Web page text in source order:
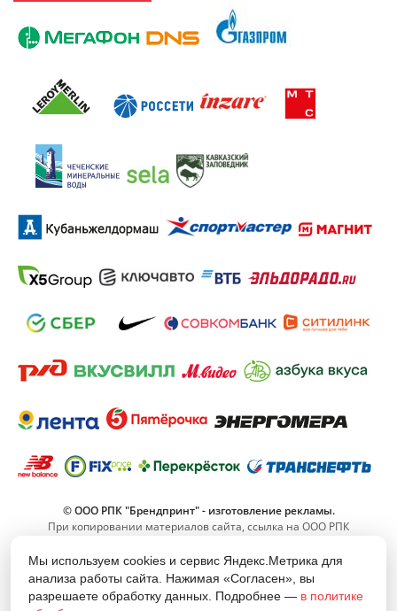
© ООО РПК "Брендпринт" - изготовление рекламы.
При копировании материалов сайта, ссылка на ООО РПК
8 (800) 555-11-42
(Звонок по РФ бесплатный)
Мы используем cookies и сервис Яндекс.Метрика для
анализа работы сайта. Нажимая «Согласен», вы
разрешаете обработку данных. Подробнее — в политике